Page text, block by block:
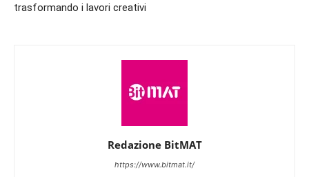
trasformando i lavori creativi
Redazione BitMAT
https://www.bitmat.it/